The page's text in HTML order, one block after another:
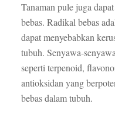
Tanaman pule juga
bebas. Radikal bebas
dapat menyebabkan
tubuh. Senyawa-
seperti terpenoid,
antioksidan yang
bebas dalam tubuh.